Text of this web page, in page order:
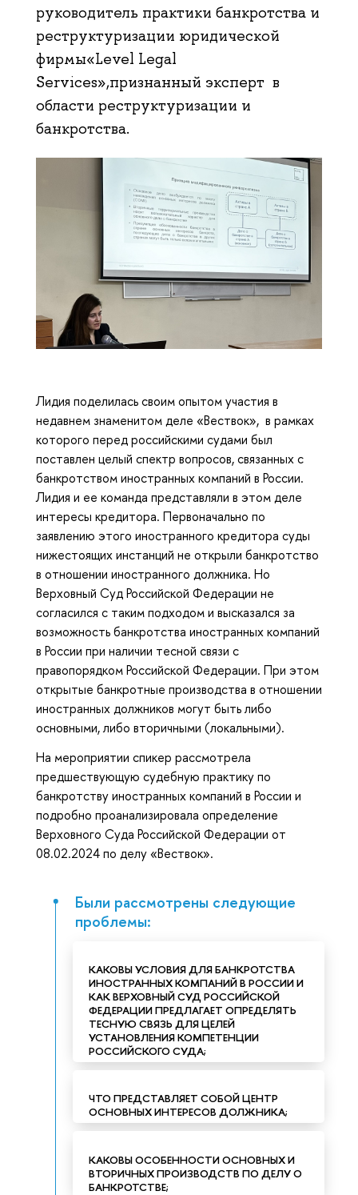
руководитель практики банкротства и
реструктуризации юридической
фирмы«Level Legal
Services»,признанный эксперт в
области реструктуризации и
банкротства.
Лидия поделилась своим опытом участия в
недавнем знаменитом деле «Вествок», в рамках
которого перед российскими судами был
поставлен целый спектр вопросов, связанных с
банкротством иностранных компаний в России.
Лидия и ее команда представляли в этом деле
интересы кредитора. Первоначально по
заявлению этого иностранного кредитора суды
нижестоящих инстанций не открыли банкротство
в отношении иностранного должника. Но
Верховный Суд Российской Федерации не
согласился с таким подходом и высказался за
возможность банкротства иностранных компаний
в России при наличии тесной связи с
правопорядком Российской Федерации. При этом
открытые банкротные производства в отношении
иностранных должников могут быть либо
основными, либо вторичными (локальными).
На мероприятии спикер рассмотрела
предшествующую судебную практику по
банкротству иностранных компаний в России и
подробно проанализировала определение
Верховного Суда Российской Федерации от
08.02.2024 по делу «Вествок».
Были рассмотрены следующие
проблемы:
КАКОВЫ УСЛОВИЯ ДЛЯ БАНКРОТСТВА
ИНОСТРАННЫХ КОМПАНИЙ В РОССИИ И
КАК ВЕРХОВНЫЙ СУД РОССИЙСКОЙ
ФЕДЕРАЦИИ ПРЕДЛАГАЕТ ОПРЕДЕЛЯТЬ
ТЕСНУЮ СВЯЗЬ ДЛЯ ЦЕЛЕЙ
УСТАНОВЛЕНИЯ КОМПЕТЕНЦИИ
РОССИЙСКОГО СУДА;
ЧТО ПРЕДСТАВЛЯЕТ СОБОЙ ЦЕНТР
ОСНОВНЫХ ИНТЕРЕСОВ ДОЛЖНИКА;
КАКОВЫ ОСОБЕННОСТИ ОСНОВНЫХ И
ВТОРИЧНЫХ ПРОИЗВОДСТВ ПО ДЕЛУ О
БАНКРОТСТВЕ;